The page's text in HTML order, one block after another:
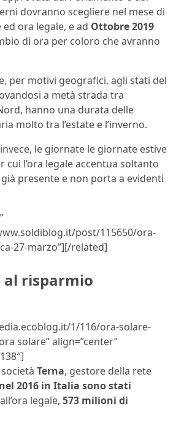
dovranno scegliere nel mese di
ora legale, e ad Ottobre 2019
di ora per coloro che avranno
per motivi geografici, agli stati del
a metà strada tra
hanno una durata delle
molto tra l’estate e l’inverno.
le giornate le giornate estive
cui l’ora legale accentua soltanto
presente e non porta a evidenti
post/115650/ora-
27-marzo”][/related]
al risparmio
1/116/ora-solare-
solare” align=”center”
Terna, gestore della rete
nel 2016 in Italia sono stati
legale, 573 milioni di